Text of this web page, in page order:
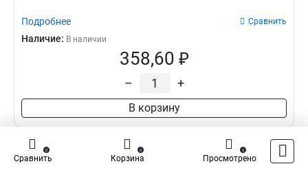
Подробнее Сравнить
Наличие: В наличии
358,60 ₽
– +
В корзину
Сравнить
0
Корзина
0
Просмотрено
0